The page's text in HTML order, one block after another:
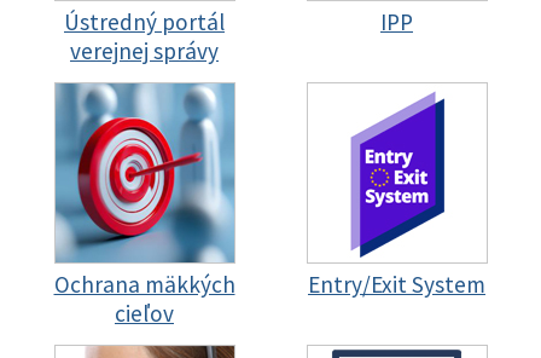
Ústredný portál
verejnej správy
IPP
Ochrana mäkkých
cieľov
Entry/Exit System